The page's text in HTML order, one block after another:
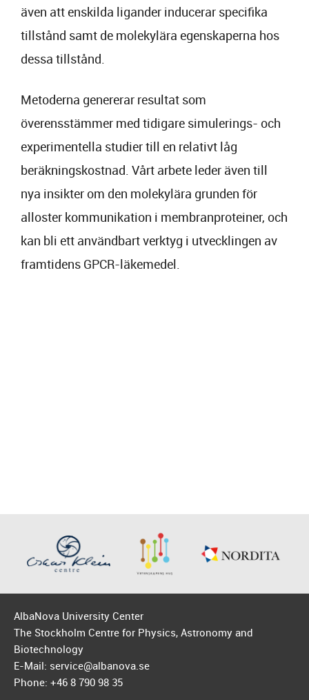
även att enskilda ligander inducerar specifika
tillstånd samt de molekylära egenskaperna hos
dessa tillstånd.
Metoderna genererar resultat som
överensstämmer med tidigare simulerings- och
experimentella studier till en relativt låg
beräkningskostnad. Vårt arbete leder även till
nya insikter om den molekylära grunden för
alloster kommunikation i membranproteiner, och
kan bli ett användbart verktyg i utvecklingen av
framtidens GPCR-läkemedel.
AlbaNova University Center
The Stockholm Centre for Physics, Astronomy and
Biotechnology
E-Mail: service@albanova.se
Phone: +46 8 790 98 35